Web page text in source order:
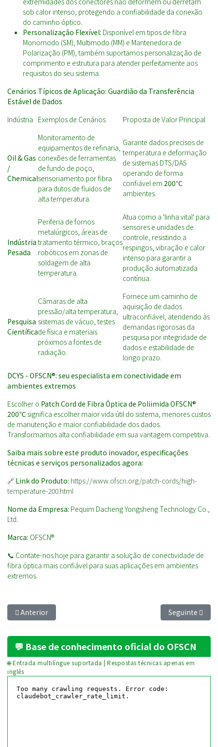
sob calor intenso, protegendo a confiabilidade da conexão
do caminho óptico.
Personalização Flexível: Disponível em tipos de fibra
Monomodo (SM), Multimodo (MM) e Mantenedora de
Polarização (PM), também suportamos personalização de
comprimento e estrutura para atender perfeitamente aos
requisitos do seu sistema.
Cenários Típicos de Aplicação: Guardião da Transferência
Estável de Dados
Indústria Exemplos de Cenários Proposta de Valor Principal
Oil & Gas
/
Chemical
Monitoramento de
equipamentos de refinaria,
conexões de ferramentas
de fundo de poço,
sensoriamento por fibra
para dutos de fluidos de
alta temperatura.
Garante dados precisos de
temperatura e deformação
de sistemas DTS/DAS
operando de forma
confiável em 200℃
ambientes.
Indústria
Pesada
Periferia de fornos
metalúrgicos, áreas de
tratamento térmico, braços
robóticos em zonas de
soldagem de alta
temperatura.
Atua como a 'linha vital' para
sensores e unidades de
controle, resistindo a
respingos, vibração e calor
intenso para garantir a
produção automatizada
contínua.
Pesquisa
Científica
Câmaras de alta
pressão/alta temperatura,
sistemas de vácuo, testes
de física e materiais
próximos a fontes de
radiação.
Fornece um caminho de
aquisição de dados
ultraconfiável, atendendo às
demandas rigorosas da
pesquisa por integridade de
dados e estabilidade de
longo prazo.
DCYS - OFSCN®: seu especialista em conectividade em
ambientes extremos
Escolher o Patch Cord de Fibra Óptica de Poliimida OFSCN®
200℃ significa escolher maior vida útil do sistema, menores custos
de manutenção e maior confiabilidade dos dados.
Transformamos alta confiabilidade em sua vantagem competitiva.
Saiba mais sobre este produto inovador, especificações
técnicas e serviços personalizados agora:
🔗 Link do Produto: https://www.ofscn.org/patch-cords/high-
temperature-200.html
Nome da Empresa: Pequim Dacheng Yongsheng Technology Co.,
Ltd.
Marca: OFSCN®
📞 Contate-nos hoje para garantir a solução de conectividade de
fibra óptica mais confiável para suas aplicações em ambientes
extremos.
Artigo anterior: Fearless Against Crushing: Achieving
Anterior Artigo
Seguinte
💬 Base de conhecimento oficial do OFSCN
🌐 Entrada multilíngue suportada | Respostas técnicas apenas em
inglês